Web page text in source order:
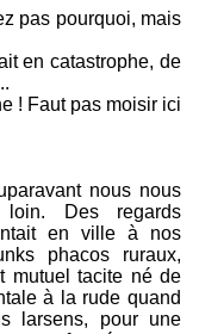
pas pourquoi, mais
en catastrophe, de
! Faut pas moisir ici
nous nous
loin. Des regards
en ville à nos
phacos ruraux,
mutuel tacite né de
à la rude quand
larsens, pour une